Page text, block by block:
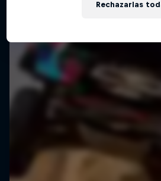
Rechazarlas